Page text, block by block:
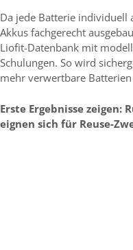
Da jede Batterie individuell
Akkus fachgerecht
Liofit-Datenbank mit
Schulungen. So wird
mehr verwertbare
Erste Ergebnisse zeigen:
eignen sich für Reuse-